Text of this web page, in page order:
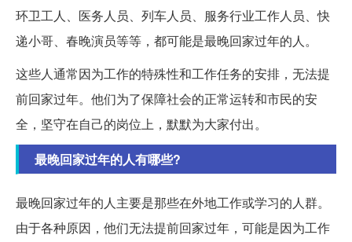
环卫工人、医务人员、列车人员、服务行业工作人员、快
递小哥、春晚演员等等，都可能是最晚回家过年的人。
这些人通常因为工作的特殊性和工作任务的安排，无法提
前回家过年。他们为了保障社会的正常运转和市民的安
全，坚守在自己的岗位上，默默为大家付出。
最晚回家过年的人有哪些?
最晚回家过年的人主要是那些在外地工作或学习的人群。
由于各种原因，他们无法提前回家过年，可能是因为工作